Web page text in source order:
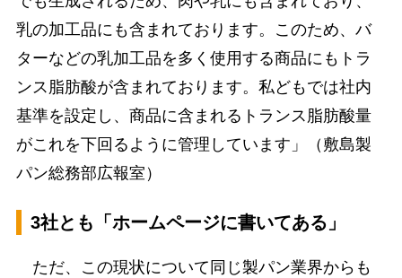
乳の加工品にも含まれております。このため、バ
ターなどの乳加工品を多く使用する商品にもトラ
ンス脂肪酸が含まれております。私どもでは社内
基準を設定し、商品に含まれるトランス脂肪酸量
がこれを下回るように管理しています」（敷島製
パン総務部広報室）
3社とも「ホームページに書いてある」
ただ、この現状について同じ製パン業界からも